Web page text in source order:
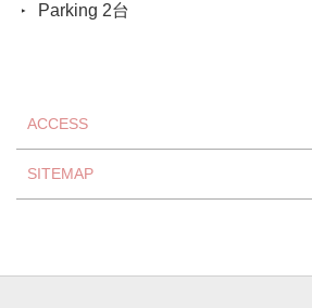
Parking 2台
ACCESS
SITEMAP